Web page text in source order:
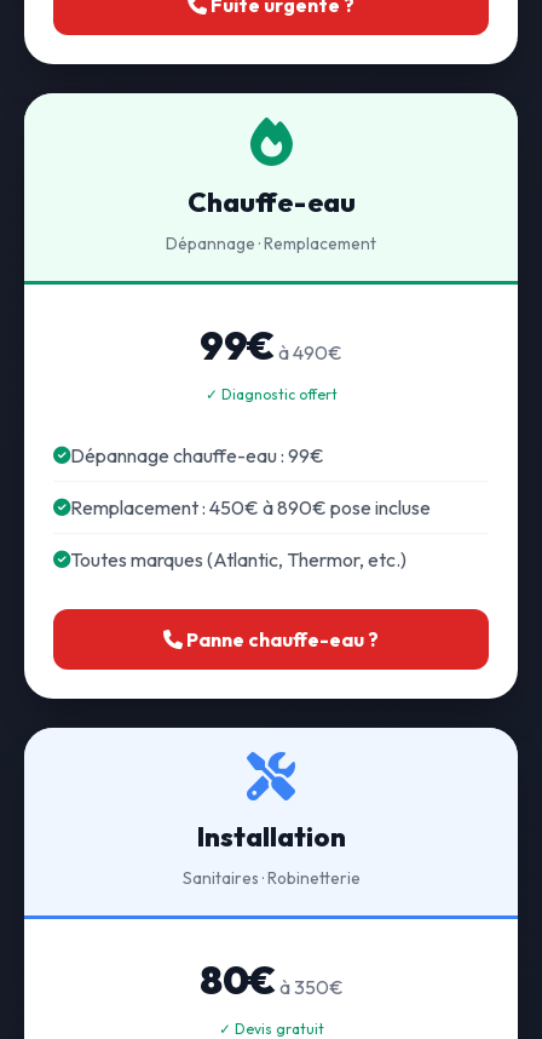
Fuite urgente ?
Chauffe-eau
Dépannage · Remplacement
99€ à 490€
✓ Diagnostic offert
Dépannage chauffe-eau : 99€
Remplacement : 450€ à 890€ pose incluse
Toutes marques (Atlantic, Thermor, etc.)
Panne chauffe-eau ?
Installation
Sanitaires · Robinetterie
80€ à 350€
✓ Devis gratuit